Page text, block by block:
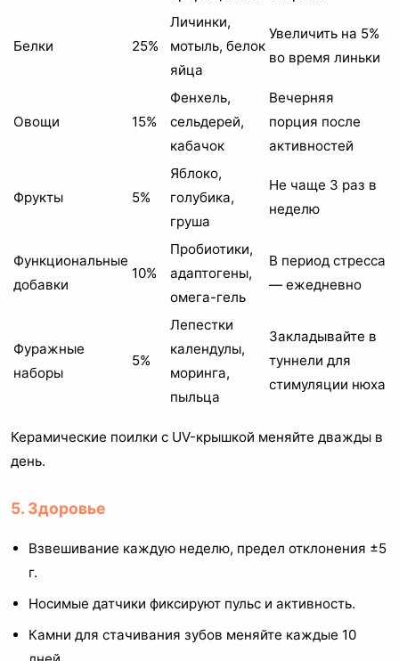
Белки 25%
Личинки,
мотыль, белок
яйца
Увеличить на 5%
во время линьки
Овощи 15%
Фенхель,
сельдерей,
кабачок
Вечерняя
порция после
активностей
Фрукты 5%
Яблоко,
голубика,
груша
Не чаще 3 раз в
неделю
Функциональные
добавки
10%
Пробиотики,
адаптогены,
омега-гель
В период стресса
— ежедневно
Фуражные
наборы
5%
Лепестки
календулы,
моринга,
пыльца
Закладывайте в
туннели для
стимуляции нюха
Керамические поилки с UV-крышкой меняйте дважды в
день.
5. Здоровье
Взвешивание каждую неделю, предел отклонения ±5
г.
Носимые датчики фиксируют пульс и активность.
Камни для стачивания зубов меняйте каждые 10